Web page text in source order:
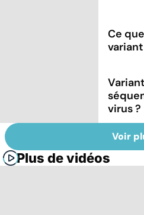
Ce
virus ?
Voir
Plus de vidéos